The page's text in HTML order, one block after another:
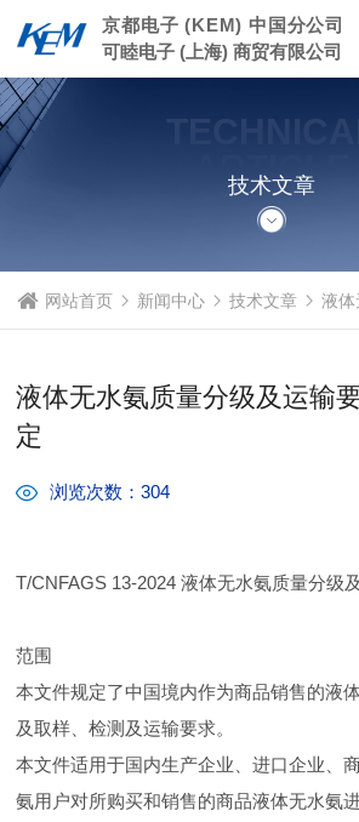
京都电子 (KEM) 中国分公司
可睦电子 (上海) 商贸有限公司
ARTICLE
技术文章
网站首页 新闻中心 技术文章 液体无
液体无水氨质量分级及运输
定
浏览次数：304
T/CNFAGS 13-2024 液体无水氨质量分级
范围
本文件规定了中国境内作为商品销售的液
及取样、检测及运输要求。
本文件适用于国内生产企业、进口企业、
氨用户对所购买和销售的商品液体无水氨